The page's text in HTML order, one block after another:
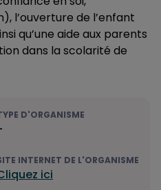
l’ouverture de l’enfant
qu’une aide aux parents
dans la scolarité de
D'ORGANISME
INTERNET DE L'ORGANISME
ici